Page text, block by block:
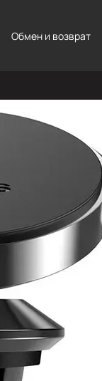
Обмен и возврат